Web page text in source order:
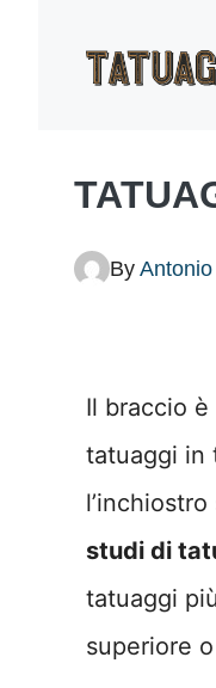
By
Il braccio
tatuaggi in
studi di
tatuaggi
superiore